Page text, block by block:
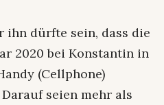
dürfte sein, dass die
2020 bei Konstantin in
(Cellphone)
seien mehr als